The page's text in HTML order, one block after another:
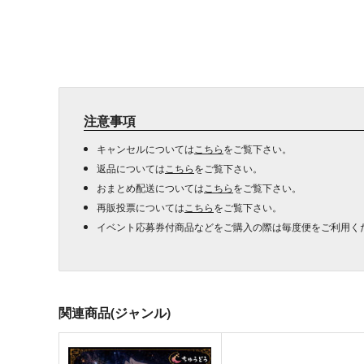
注意事項
キャンセルについては こちらをご覧下さい。
返品については こちらをご覧下さい。
おまとめ配送については こちらをご覧下さい。
再販投票については こちらをご覧下さい。
イベント応募券付商品などをご購入の際は毎度便をご利用く
関連商品(ジャンル)